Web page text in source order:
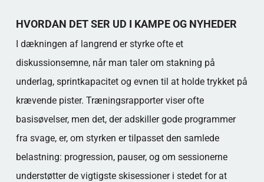
HVORDAN DET SER UD I KAMPE OG NYHEDER
I dækningen af langrend er styrke ofte et
diskussionsemne, når man taler om stakning på
underlag, sprintkapacitet og evnen til at holde trykket på
krævende pister. Træningsrapporter viser ofte
basisøvelser, men det, der adskiller gode programmer
fra svage, er, om styrken er tilpasset den samlede
belastning: progression, pauser, og om sessionerne
understøtter de vigtigste skisessioner i stedet for at